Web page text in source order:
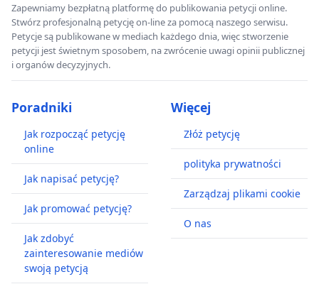
Zapewniamy bezpłatną platformę do publikowania petycji online.
Stwórz profesjonalną petycję on-line za pomocą naszego serwisu.
Petycje są publikowane w mediach każdego dnia, więc stworzenie
petycji jest świetnym sposobem, na zwrócenie uwagi opinii publicznej
i organów decyzyjnych.
Poradniki
Jak rozpocząć petycję
online
Jak napisać petycję?
Jak promować petycję?
Jak zdobyć
zainteresowanie mediów
swoją petycją
Więcej
Złóż petycję
polityka prywatności
Zarządzaj plikami cookie
O nas